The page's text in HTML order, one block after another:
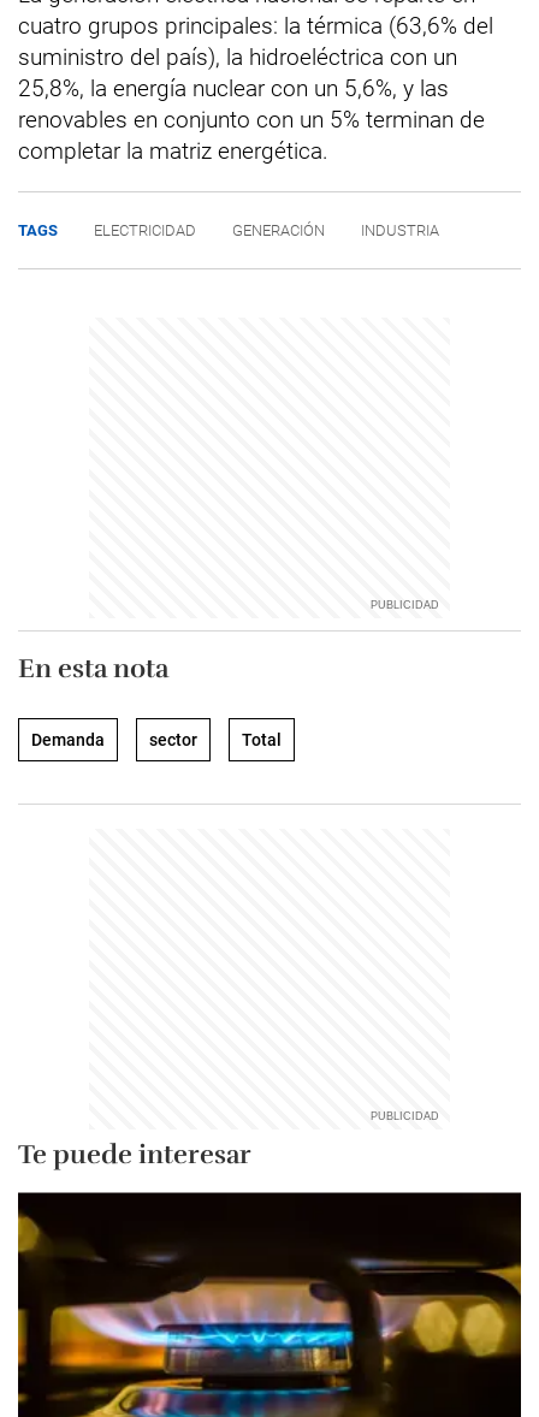
cuatro grupos principales: la térmica (63,6% del
suministro del país), la hidroeléctrica con un
25,8%, la energía nuclear con un 5,6%, y las
renovables en conjunto con un 5% terminan de
completar la matriz energética.
TAGS ELECTRICIDAD GENERACIÓN INDUSTRIA
En esta nota
Demanda sector Total
Te puede interesar